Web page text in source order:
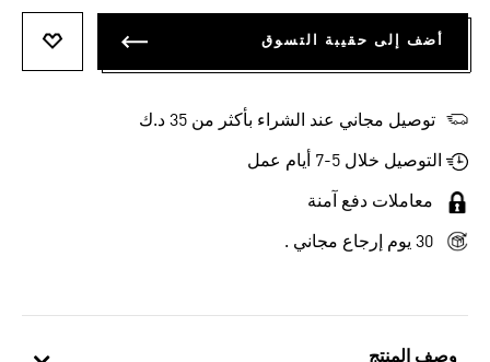
وصف المنتج
أضف إلى حقيبة التسوق
توصيل مجاني عند الشراء بأكثر من 35 د.ك
التوصيل خلال 5-7 أيام عمل
معاملات دفع آمنة